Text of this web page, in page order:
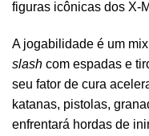
figuras icônicas dos X-
A jogabilidade é um
slash com espadas e
seu fator de cura
katanas, pistolas,
enfrentará hordas de